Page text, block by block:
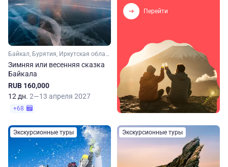
Байкал, Бурятия, Иркутская область
Зимняя или весенняя сказка
Байкала
RUB 160,000
12 дн. 2—13 апреля 2027
+68
Перейти
Экскурсионные туры Экскурсионные туры